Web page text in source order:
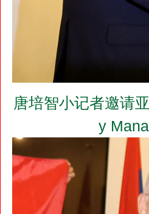
唐培智小记者邀请
y